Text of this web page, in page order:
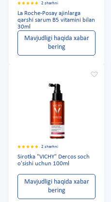
2 sharhni
La Roche-Posay ajinlarga
qarshi sarum B5 vitamini bilan
30ml
Mavjudligi haqida xabar
bering
2 sharhni
Sirotka "VICHY" Dercos soch
o'sishi uchun 100ml
Mavjudligi haqida xabar
bering